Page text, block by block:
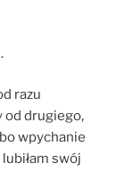
razu
od drugiego,
wpychanie
lubiłam swój